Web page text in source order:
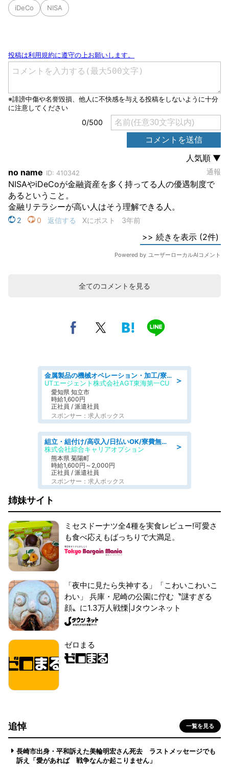
iDeCo NISA
全てのコメントを見る
＞
金属製品の機械オペレーション・加工/寮完備/日払い/工場・製造
UTエージェント株式会社AGT東海第一CU
愛知県 知立市
時給1,600円
正社員 / 派遣社員
スポンサー：求人ボックス
＞
組立・組付け/高収入/日払いOK/寮費無料/交替制/20・30・40代活躍中
株式会社綜合キャリアオプション
熊本県 菊陽町
時給1,600円～2,000円
正社員 / 派遣社員
スポンサー：求人ボックス
姉妹サイト
ミセスドーナツ全4種を実食レビュー!可愛さ
も食べ応えもばっちりで大満足。
「夜中に見たら失神する」「こわいこわいこ
わい」 兵庫・尼崎の公園に佇む〝謎すぎる
顔〟に1.3万人戦慄|Jタウンネット
ゼロまる
追悼 一覧を見る
長崎市出身・平和訴えた美輪明宏さん死去 ラストメッセージでも
訴え「愛があれば 戦争なんか起こりません」